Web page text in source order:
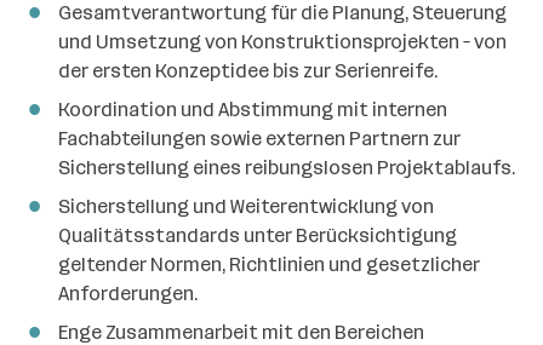
Gesamtverantwortung für die Planung, Steuerung
und Umsetzung von Konstruktionsprojekten – von
der ersten Konzeptidee bis zur Serienreife.
Koordination und Abstimmung mit internen
Fachabteilungen sowie externen Partnern zur
Sicherstellung eines reibungslosen Projektablaufs.
Sicherstellung und Weiterentwicklung von
Qualitätsstandards unter Berücksichtigung
geltender Normen, Richtlinien und gesetzlicher
Anforderungen.
Enge Zusammenarbeit mit den Bereichen